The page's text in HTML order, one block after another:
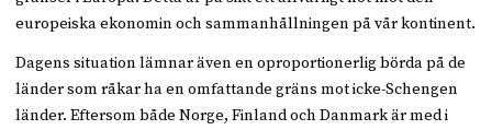
europeiska ekonomin och sammanhållningen på vår kontinent.
Dagens situation lämnar även en oproportionerlig börda på de
länder som råkar ha en omfattande gräns mot icke-Schengen
länder. Eftersom både Norge, Finland och Danmark är med i